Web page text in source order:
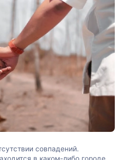
совпадений.